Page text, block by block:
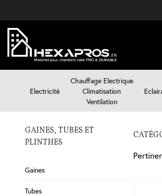
Electricité
Chauffage Electrique
Climatisation
Ventilation
GAINES, TUBES ET
PLINTHES
Gaines
Tubes